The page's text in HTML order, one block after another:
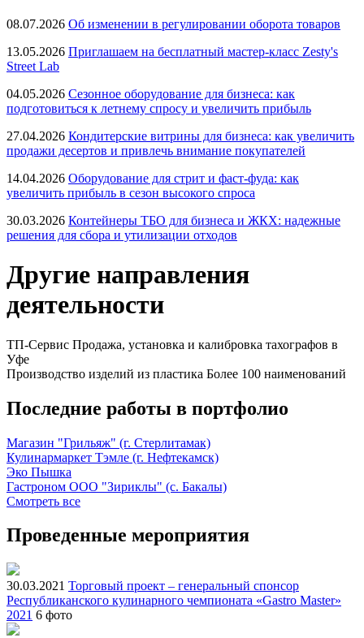
08.07.2026 Об изменении в регулировании оборота товаров
13.05.2026 Приглашаем на бесплатный мастер-класс Zesty's
Street Lab
04.05.2026 Сезонное оборудование для бизнеса: как
подготовиться к летнему спросу и увеличить прибыль
27.04.2026 Кондитерские витрины для бизнеса: как увеличить
продажи десертов и привлечь внимание покупателей
14.04.2026 Оборудование для стрит и фаст-фуда: как
увеличить прибыль в сезон высокого спроса
30.03.2026 Контейнеры ТБО для бизнеса и ЖКХ: надежные
решения для сбора и утилизации отходов
Другие направления
деятельности
ТП-Сервис Продажа, установка и калибровка тахографов в
Уфе
Производство изделий из пластика Более 100 наименований
Последние работы в портфолио
Магазин "Грильяж" (г. Стерлитамак)
Кулинармаркет Тэмле (г. Нефтекамск)
Эко Пышка
Гастроном ООО "Зириклы" (с. Бакалы)
Смотреть все
Проведенные мероприятия
30.03.2021 Торговый проект – генеральный спонсор
Республиканского кулинарного чемпионата «Gastro Master»
2021 6 фото